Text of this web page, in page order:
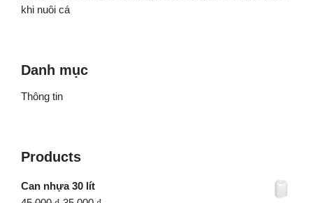
khi nuôi cá
Danh mục
Thông tin
Products
Can nhựa 30 lít